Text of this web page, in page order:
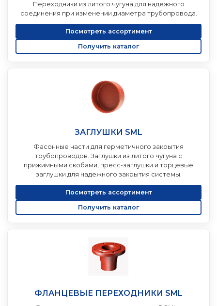
Переходники из литого чугуна для надежного
соединения при изменении диаметра трубопровода.
Посмотреть ассортимент
Получить каталог
ЗАГЛУШКИ SML
Фасонные части для герметичного закрытия
трубопроводов. Заглушки из литого чугуна с
прижимными скобами, пресс-заглушки и торцевые
заглушки для надежного закрытия системы.
Посмотреть ассортимент
Получить каталог
ФЛАНЦЕВЫЕ ПЕРЕХОДНИКИ SML